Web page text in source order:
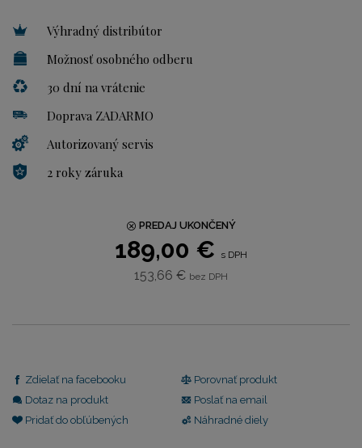
Výhradný distribútor
Možnosť osobného odberu
30 dní na vrátenie
Doprava ZADARMO
Autorizovaný servis
2 roky záruka
PREDAJ UKONČENÝ
189,00 € s DPH
153,66 € bez DPH
Zdielať na facebooku
Porovnať produkt
Dotaz na produkt
Poslať na email
Pridať do obľúbených
Náhradné diely